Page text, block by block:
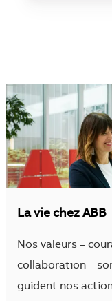
La vie chez ABB
Nos valeurs –
collaboration –
guident nos